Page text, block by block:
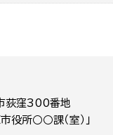
荻窪300番地
所○○課（室）」